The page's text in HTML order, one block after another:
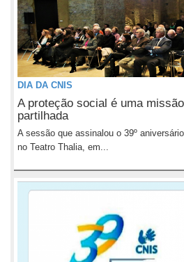
DIA DA CNIS
A proteção social é uma
partilhada
A sessão que assinalou o 39º
no Teatro Thalia, em...